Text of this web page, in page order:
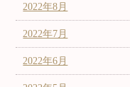
2022年8月
2022年7月
2022年6月